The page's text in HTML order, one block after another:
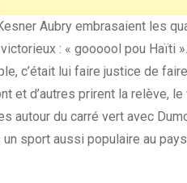
Aubry embrasaient les
: « goooool pou Haïti
c’était lui faire justice de
et d’autres prirent la relève,
autour du carré vert avec
sport aussi populaire au